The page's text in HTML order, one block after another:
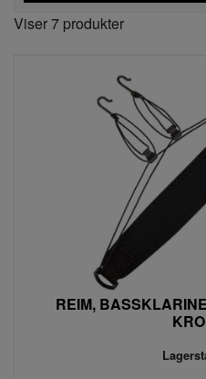
Viser 7 produkter
REIM,